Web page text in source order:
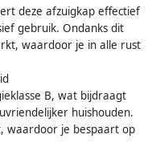
deze afzuigkap effectief
gebruik. Ondanks dit
waardoor je in alle rust
B, wat bijdraagt
huishouden.
waardoor je bespaart op